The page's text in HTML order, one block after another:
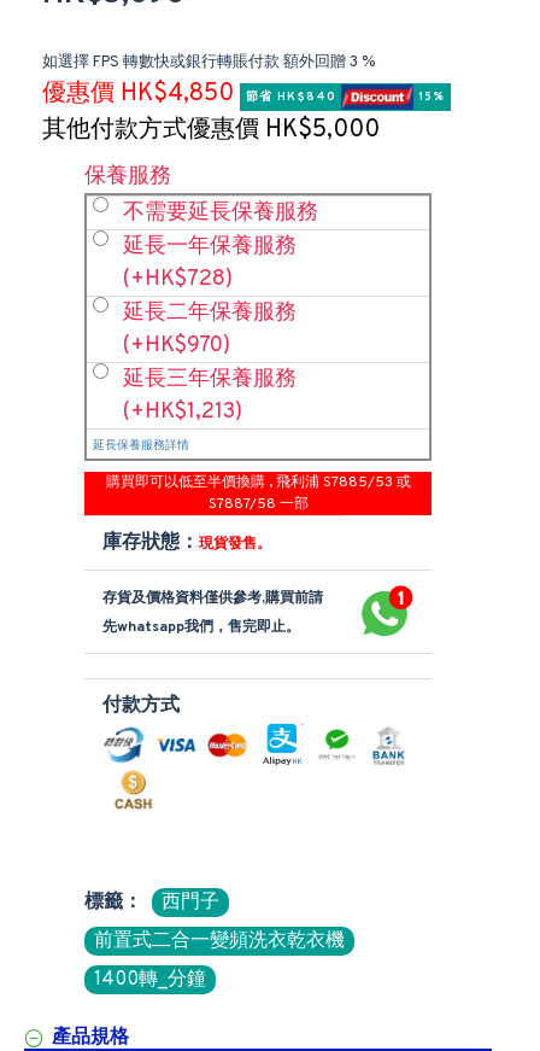
如選擇 FPS 轉數快或銀行轉賬付款 額外回贈 3 %
優惠價 HK$4,850 節省 HK$840 15%
其他付款方式優惠價 HK$5,000
保養服務
不需要延長保養服務
延長一年保養服務
(+HK$728)
延長二年保養服務
(+HK$970)
延長三年保養服務
(+HK$1,213)
延長保養服務詳情
購買即可以低至半價換購 , 飛利浦 S7885/53 或
S7887/58 一部
庫存狀態： 現貨發售。
存貨及價格資料僅供參考,購買前請
先whatsapp我們，售完即止。
付款方式
標籤：
西門子
前置式二合一變頻洗衣乾衣機
1400轉_分鐘
產品規格